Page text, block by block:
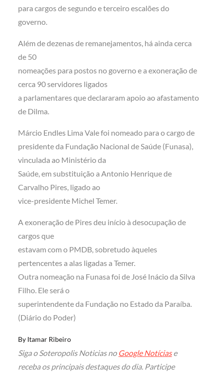
para cargos de segundo e terceiro escalões do
governo.
Além de dezenas de remanejamentos, há ainda cerca
de 50
nomeações para postos no governo e a exoneração de
cerca 90 servidores ligados
a parlamentares que declararam apoio ao afastamento
de Dilma.
Márcio Endles Lima Vale foi nomeado para o cargo de
presidente da Fundação Nacional de Saúde (Funasa),
vinculada ao Ministério da
Saúde, em substituição a Antonio Henrique de
Carvalho Pires, ligado ao
vice-presidente Michel Temer.
A exoneração de Pires deu início à desocupação de
cargos que
estavam com o PMDB, sobretudo àqueles
pertencentes a alas ligadas a Temer.
Outra nomeação na Funasa foi de José Inácio da Silva
Filho. Ele será o
superintendente da Fundação no Estado da Paraíba.
(Diário do Poder)
By Itamar Ribeiro
Siga o Soteropolis Noticias no Google Notíciase
receba os principais destaques do dia. Participe